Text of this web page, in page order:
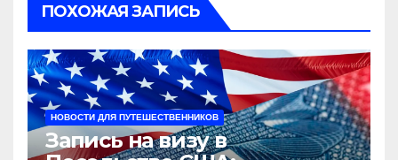
ПОХОЖАЯ ЗАПИСЬ
НОВОСТИ ДЛЯ ПУТЕШЕСТВЕННИКОВ
Запись на визу в